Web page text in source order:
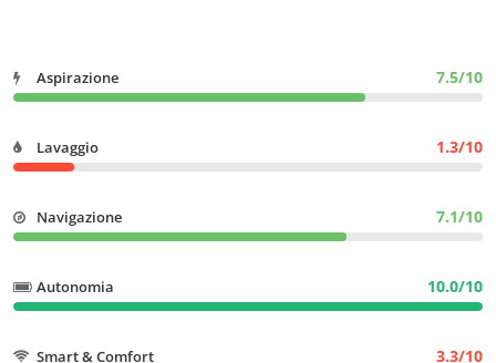
Aspirazione 7.5/10
Lavaggio 1.3/10
Navigazione 7.1/10
Autonomia 10.0/10
Smart & Comfort 3.3/10